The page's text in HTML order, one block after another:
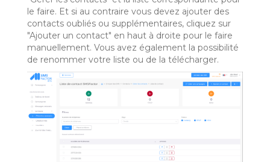
le faire. Et si au contraire vous devez ajouter des
contacts oubliés ou supplémentaires, cliquez sur
"Ajouter un contact" en haut à droite pour le faire
manuellement. Vous avez également la possibilité
de renommer votre liste ou de la télécharger.